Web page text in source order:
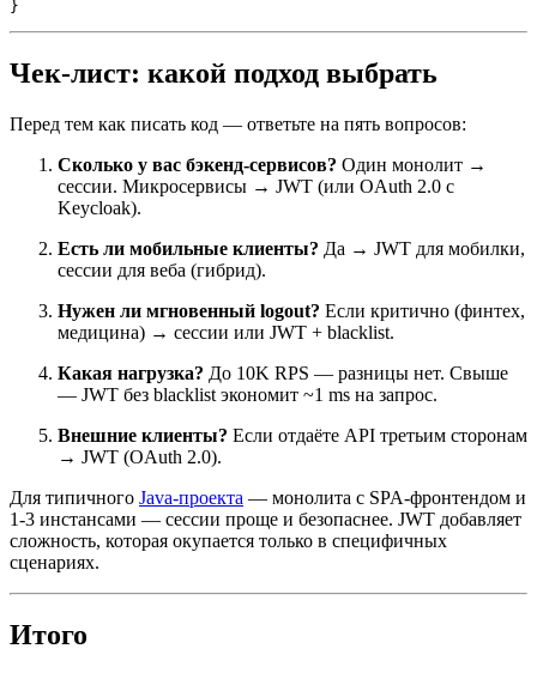
Чек-лист: какой подход выбрать
Перед тем как писать код — ответьте на пять вопросов:
Сколько у вас бэкенд-сервисов? Один монолит →
сессии. Микросервисы → JWT (или OAuth 2.0 с
Keycloak).
Есть ли мобильные клиенты? Да → JWT для мобилки,
сессии для веба (гибрид).
Нужен ли мгновенный logout? Если критично (финтех,
медицина) → сессии или JWT + blacklist.
Какая нагрузка? До 10K RPS — разницы нет. Свыше
— JWT без blacklist экономит ~1 ms на запрос.
Внешние клиенты? Если отдаёте API третьим сторонам
→ JWT (OAuth 2.0).
Для типичного Java-проекта — монолита с SPA-фронтендом и
1-3 инстансами — сессии проще и безопаснее. JWT добавляет
сложность, которая окупается только в специфичных
сценариях.
Итого